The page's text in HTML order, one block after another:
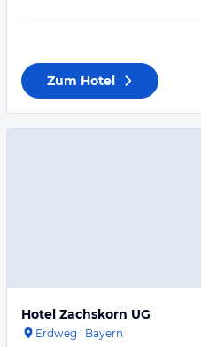
Zum Hotel
Hotel Zachskorn UG
Erdweg · Bayern